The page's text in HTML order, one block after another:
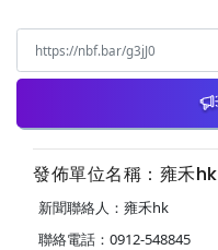
發佈單位名稱：雍禾hk
新聞聯絡人：雍禾hk
聯絡電話：0912-548845